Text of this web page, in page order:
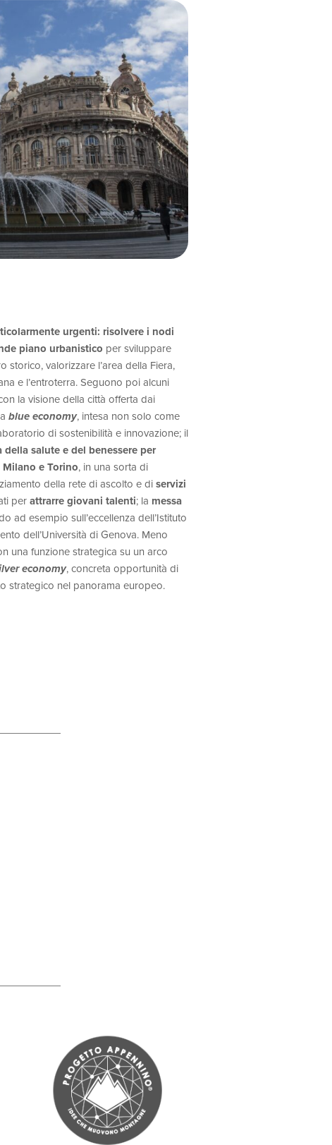
urgenti: risolvere i nodi
piano urbanistico per sviluppare
storico, valorizzare l’area della Fiera,
e l’entroterra. Seguono poi alcuni
la visione della città offerta dai
blue economy, intesa non solo come
di sostenibilità e innovazione; il
salute e del benessere per
Milano e Torino, in una sorta di
della rete di ascolto e diservizi
perattrarre giovani talenti; la messa
ad esempio sull’eccellenza dell’Istituto
dell’Università di Genova. Meno
una funzione strategica su un arco
economy, concreta opportunità di
strategico nel panorama europeo.